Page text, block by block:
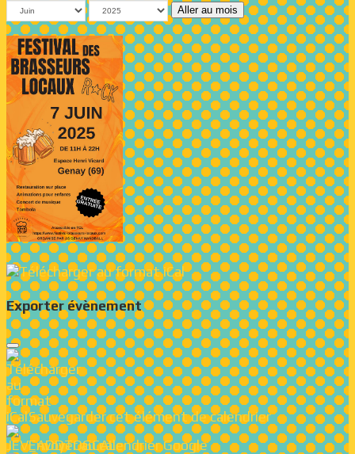
Aller au mois
Exporter évènement
Sauvegarder cet élément de calendrier
Envoyer au calendrier Google